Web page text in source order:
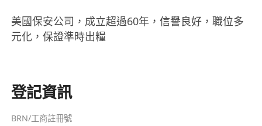
美國保安公司，成立超過60年，信譽良好，職位多
元化，保證準時出糧
登記資訊
BRN/工商註冊號